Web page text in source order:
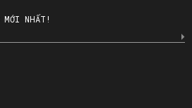
NHẤT!